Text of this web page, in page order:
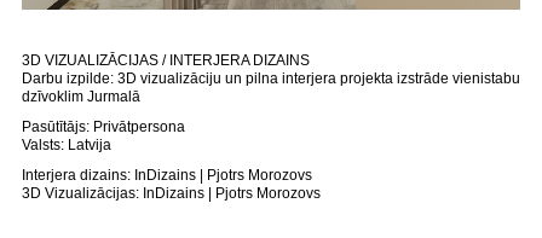
3D VIZUALIZĀCIJAS / INTERJERA DIZAINS
Darbu izpilde: 3D vizualizāciju un pilna interjera projekta izstrāde vienistabu
dzīvoklim Jurmalā
Pasūtītājs: Privātpersona
Valsts: Latvija
Interjera dizains: InDizains | Pjotrs Morozovs
3D Vizualizācijas: InDizains | Pjotrs Morozovs